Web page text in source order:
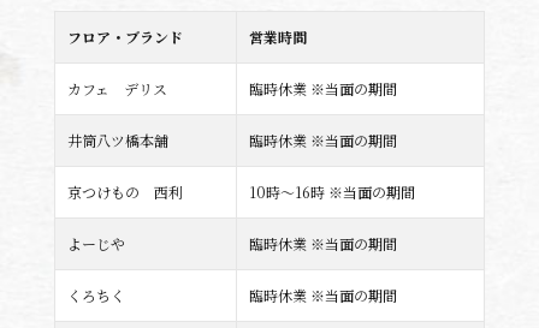
フロア・ブランド 営業時間
カフェ デリス 臨時休業 ※当面の期間
井筒八ツ橋本舗 臨時休業 ※当面の期間
京つけもの 西利 10時～16時 ※当面の期間
よーじや 臨時休業 ※当面の期間
くろちく 臨時休業 ※当面の期間